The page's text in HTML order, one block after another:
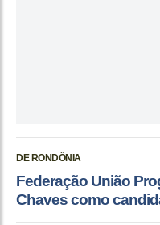
DE RONDÔNIA
Federação União
Chaves como